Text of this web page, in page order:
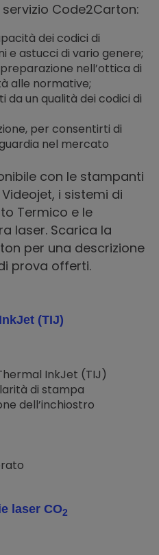
Code2Carton:
dei codici di
e astucci di vario genere;
nell’ottica di
alle normative;
da un qualità dei codici di
per consentirti di
nel mercato
con le stampanti
i sistemi di
Termico e le
laser. Scarica la
per una descrizione
prova offerti.
(TIJ)
InkJet (TIJ)
di stampa
dell’inchiostro
laser CO2